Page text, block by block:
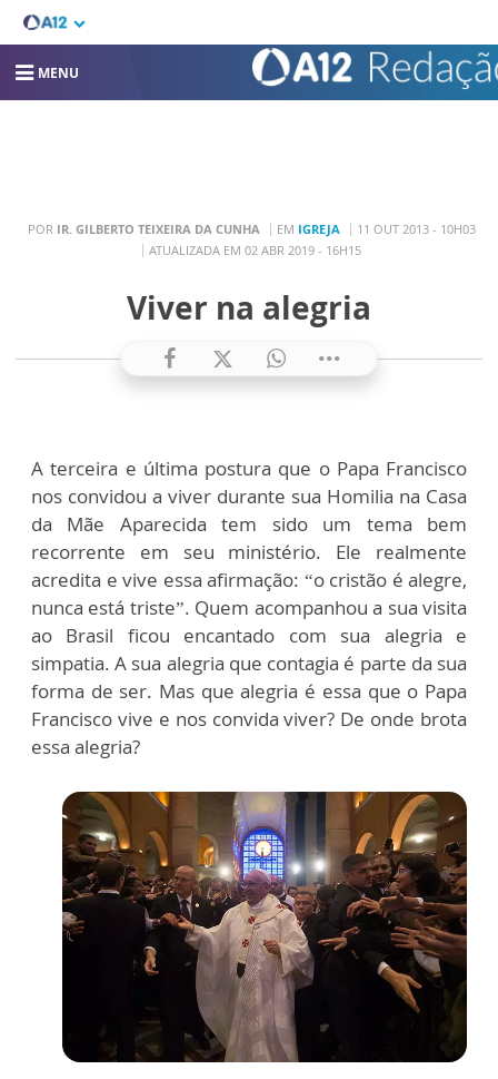
MENU
POR IR. GILBERTO TEIXEIRA DA CUNHA EM IGREJA
11 OUT 2013 - 10H03
ATUALIZADA EM 02 ABR 2019 - 16H15
Viver na alegria
A terceira e última postura que o Papa Francisco
nos convidou a viver durante sua Homilia na Casa
da Mãe Aparecida tem sido um tema bem
recorrente em seu ministério. Ele realmente
acredita e vive essa afirmação: “o cristão é alegre,
nunca está triste”. Quem acompanhou a sua visita
ao Brasil ficou encantado com sua alegria e
simpatia. A sua alegria que contagia é parte da sua
forma de ser. Mas que alegria é essa que o Papa
Francisco vive e nos convida viver? De onde brota
essa alegria?